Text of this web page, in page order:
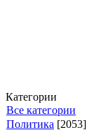
Категории
Все категории
Политика [2053]